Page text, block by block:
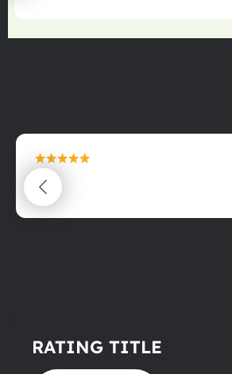
maximální spokojenost
22.06.2025
RATING TITLE